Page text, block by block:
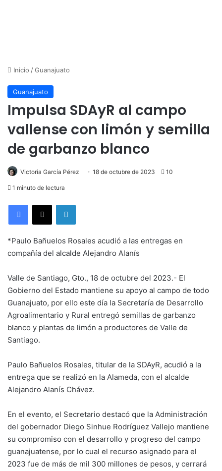
Inicio /Guanajuato
Guanajuato
Impulsa SDAyR al campo
vallense con limón y semilla
de garbanzo blanco
Victoria García Pérez 18 de octubre de 2023 10
1 minuto de lectura
LinkedIn
*Paulo Bañuelos Rosales acudió a las entregas en
compañía del alcalde Alejandro Alanís
Valle de Santiago, Gto., 18 de octubre del 2023.- El
Gobierno del Estado mantiene su apoyo al campo de todo
Guanajuato, por ello este día la Secretaría de Desarrollo
Agroalimentario y Rural entregó semillas de garbanzo
blanco y plantas de limón a productores de Valle de
Santiago.
Paulo Bañuelos Rosales, titular de la SDAyR, acudió a la
entrega que se realizó en la Alameda, con el alcalde
Alejandro Alanís Chávez.
En el evento, el Secretario destacó que la Administración
del gobernador Diego Sinhue Rodríguez Vallejo mantiene
su compromiso con el desarrollo y progreso del campo
guanajuatense, por lo cual el recurso asignado para el
2023 fue de más de mil 300 millones de pesos, y cerrará